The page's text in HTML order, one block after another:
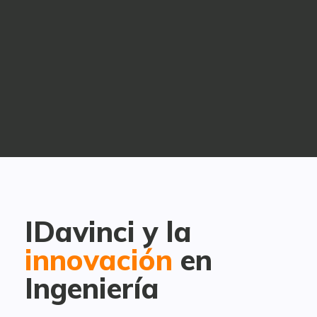
IDavinci y la
innovación en
Ingeniería